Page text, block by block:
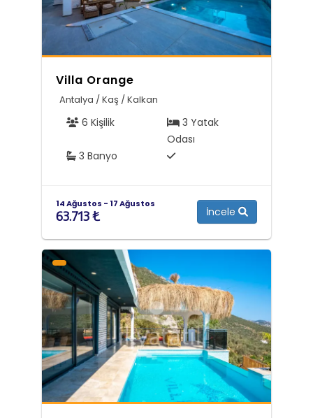
Villa Orange
Antalya / Kaş / Kalkan
6 Kişilik
3 Yatak
Odası
3 Banyo
14 Ağustos - 17 Ağustos
63.713 ₺ İncele